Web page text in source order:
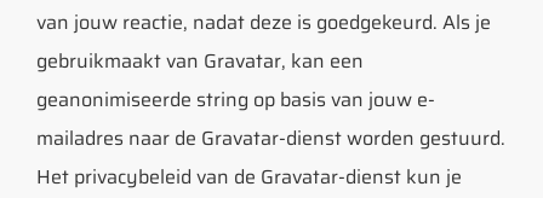
van jouw reactie, nadat deze is goedgekeurd. Als je
gebruikmaakt van Gravatar, kan een
geanonimiseerde string op basis van jouw e-
mailadres naar de Gravatar-dienst worden gestuurd.
Het privacybeleid van de Gravatar-dienst kun je